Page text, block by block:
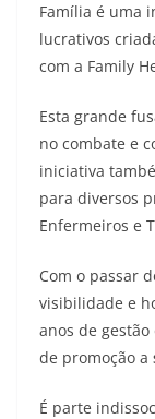
Família é uma
lucrativos
com a Family
Esta grande
no combate e
iniciativa
para diversos
Enfermeiros e
Com o passar
visibilidade e
anos de
de promoção a
É parte